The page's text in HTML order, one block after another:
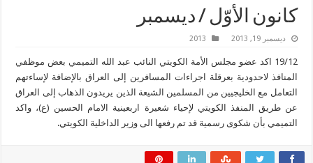
كانون الأوّل / ديسمبر
ديسمبر 19, 2013 2013
19/12 اكد عضو مجلس الأمة الكويتي النائب عبد الله التميمي بعض موظفي
المنافذ لاحدودية بعرقلة اجراءات المسافرين إلى العراق بالإضافة لإساءتهم
التعامل مع الخليجيين من المسلمين الشيعة الذين يريدون الذهاب إلى العراق
عن طريق المنفذ الكويتي لإحياء شعيرة اربعينية الامام الحسين (ع)، واكد
التميمي بأن شكوى رسمية قد تم رفعها الى وزير الداخلية الكويتي.